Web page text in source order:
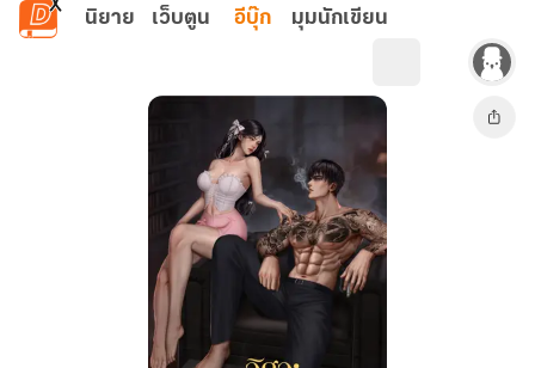
ข้ามไปยังเนื้อหาหลัก
นิยาย เว็บตูน อีบุ๊ก มุมนักเขียน